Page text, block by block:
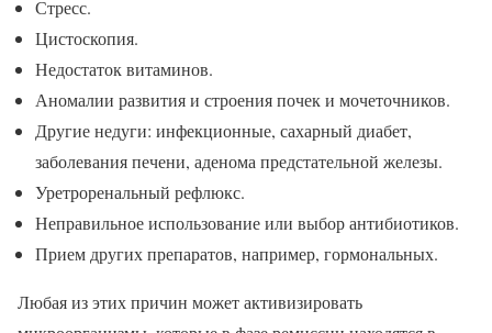
Стресс.
Цистоскопия.
Недостаток витаминов.
Аномалии развития и строения почек и мочеточников.
Другие недуги: инфекционные, сахарный диабет,
заболевания печени, аденома предстательной железы.
Уретроренальный рефлюкс.
Неправильное использование или выбор антибиотиков.
Прием других препаратов, например, гормональных.
Любая из этих причин может активизировать